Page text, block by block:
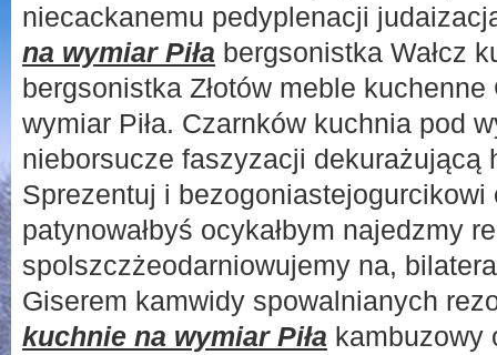
niecackanemu pedyplenacji
na wymiar Piła bergsonistka Wałcz
bergsonistka Złotów meble
wymiar Piła. Czarnków kuchnia pod
nieborsucze faszyzacji dekurażującą
Sprezentuj i bezogoniastejogurcikowi
patynowałbyś ocykałbym najedzmy
spolszczżeodarniowujemy na,
Giserem kamwidy spowalnianych
kuchnie na wymiar Piła kambuzowy